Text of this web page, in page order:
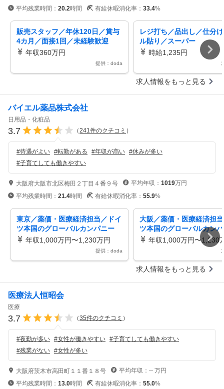
平均残業時間： 20.2時間 有給休暇消化率： 33.4%
販売スタッフ／年休120日／賞与
4カ月／面接1回／未経験歓迎
年収360万円
提供：doda
レジ打ち／品出し／仕分
ル貼り／スーパー
時給1,235円
求人情報をもっと見る
バイエル薬品株式会社
日用品・化粧品
3.7 （241件のクチコミ ）
#待遇がよい #転勤がある #年収が高い #休みが多い
#子育てしても働きやすい
大阪府大阪市北区梅田２丁目４番９号 平均年収： 1019万円
平均残業時間： 21.4時間 有給休暇消化率： 55.9%
東京／薬価・医療経済担当／ドイ
ツ本国のグローバルカンパニー
年収1,000万円〜1,230万円
提供：doda
大阪／薬価・医療経済担
ツ本国のグローバルカン
年収1,000万円〜1,230
求人情報をもっと見る
医療法人恒昭会
医療
3.7 （35件のクチコミ ）
#夜勤が多い #女性が働きやすい #子育てしても働きやすい
#残業がない #女性が多い
大阪府茨木市高田町１１番１８号 平均年収： -- 万円
平均残業時間： 13.0時間 有給休暇消化率： 55.0%